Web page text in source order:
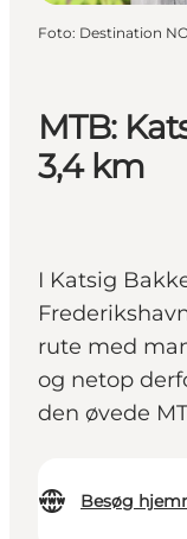
MTB:
3,4 km
I Katsig
rute med
og netop
den øvede
Besøg
Foto: Destination